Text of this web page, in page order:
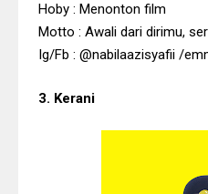
Hoby : Menonton film
Motto : Awali dari dirimu,
Ig/Fb : @nabilaazisyafii /
3. Kerani